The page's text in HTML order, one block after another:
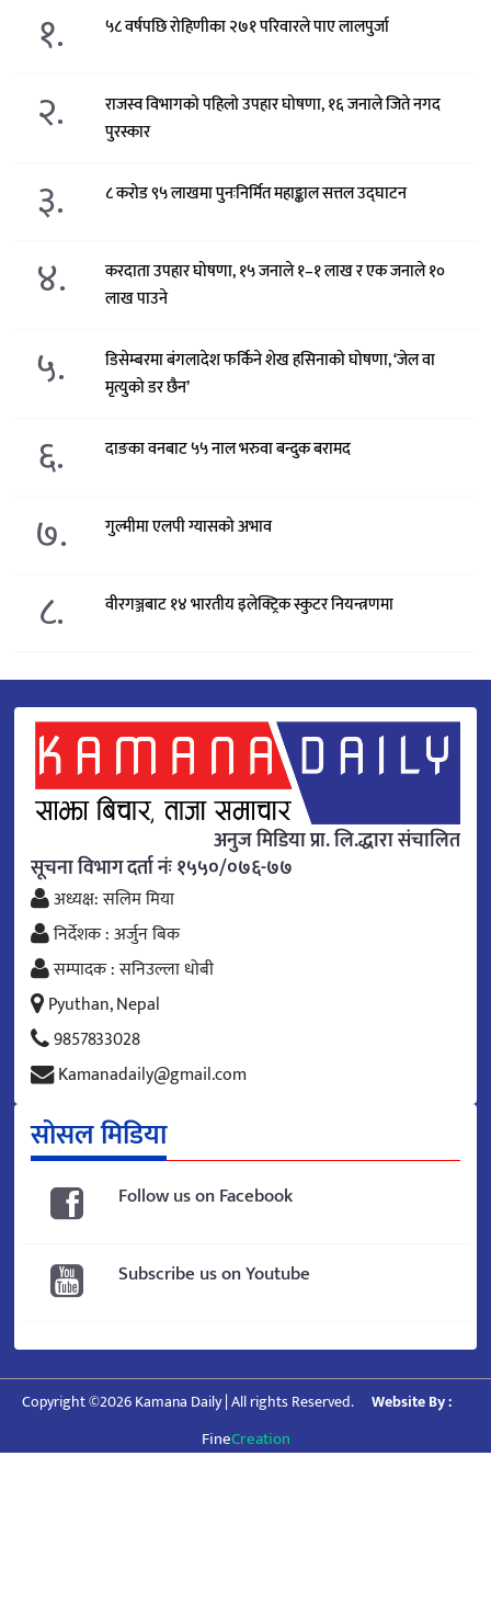
१. ५८ वर्षपछि रोहिणीका २७१ परिवारले पाए लालपुर्जा
२.
राजस्व विभागको पहिलो उपहार घोषणा, १६ जनाले जिते नगद
पुरस्कार
३. ८ करोड ९५ लाखमा पुनःनिर्मित महाङ्काल सत्तल उद्घाटन
४.
करदाता उपहार घोषणा, १५ जनाले १–१ लाख र एक जनाले १०
लाख पाउने
५.
डिसेम्बरमा बंगलादेश फर्किने शेख हसिनाको घोषणा, ‘जेल वा
मृत्युको डर छैन’
६. दाङका वनबाट ५५ नाल भरुवा बन्दुक बरामद
७. गुल्मीमा एलपी ग्यासको अभाव
८. वीरगञ्जबाट १४ भारतीय इलेक्ट्रिक स्कुटर नियन्त्रणमा
अनुज मिडिया प्रा. लि.द्धारा संचालित
सूचना विभाग दर्ता नंः १५५०/०७६-७७
अध्यक्ष: सलिम मिया
निर्देशक : अर्जुन बिक
सम्पादक : सनिउल्ला धोबी
Pyuthan, Nepal
9857833028
Kamanadaily@gmail.com
सोसल मिडिया
Follow us on Facebook
Subscribe us on Youtube
Copyright ©2026 Kamana Daily | All rights Reserved. Website By :
FineCreation